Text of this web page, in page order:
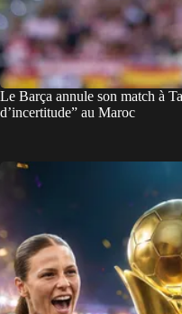
Le Barça annule son match à
d’incertitude” au Maroc